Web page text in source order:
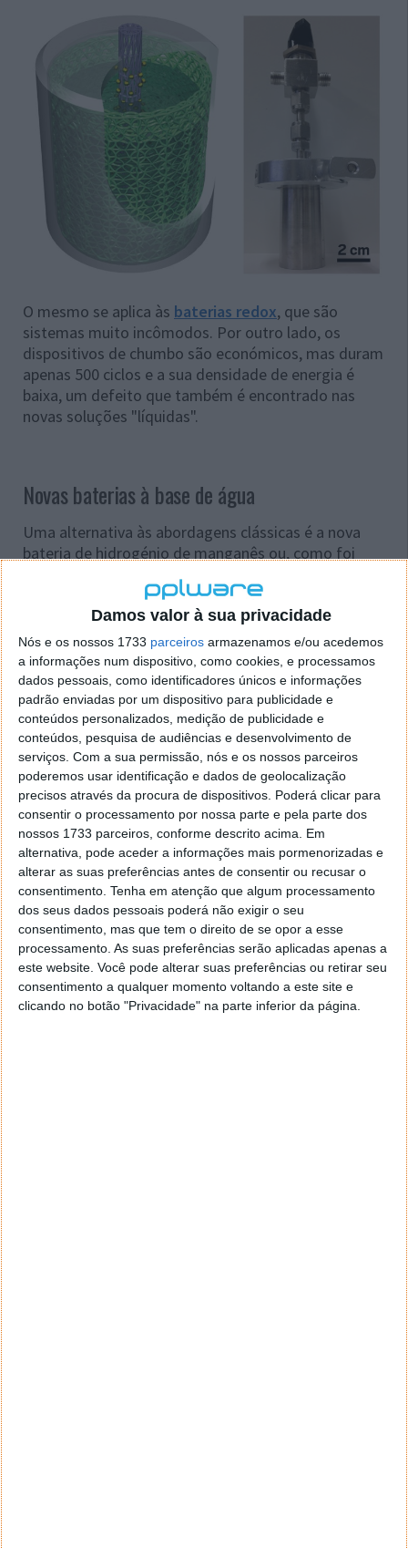
Damos valor à sua privacidade
Nós e os nossos 1733 parceiros armazenamos e/ou acedemos
a informações num dispositivo, como cookies, e processamos
dados pessoais, como identificadores únicos e informações
padrão enviadas por um dispositivo para publicidade e
conteúdos personalizados, medição de publicidade e
conteúdos, pesquisa de audiências e desenvolvimento de
serviços. Com a sua permissão, nós e os nossos parceiros
poderemos usar identificação e dados de geolocalização
precisos através da procura de dispositivos. Poderá clicar para
consentir o processamento por nossa parte e pela parte dos
nossos 1733 parceiros, conforme descrito acima. Em
alternativa, pode aceder a informações mais pormenorizadas e
alterar as suas preferências antes de consentir ou recusar o
consentimento. Tenha em atenção que algum processamento
dos seus dados pessoais poderá não exigir o seu
consentimento, mas que tem o direito de se opor a esse
processamento. As suas preferências serão aplicadas apenas a
este website. Você pode alterar suas preferências ou retirar seu
consentimento a qualquer momento voltando a este site e
clicando no botão "Privacidade" na parte inferior da página.
O mesmo se aplica às baterias redox, que são
sistemas muito incômodos. Por outro lado, os
dispositivos de chumbo são económicos, mas duram
apenas 500 ciclos e a sua densidade de energia é
baixa, um defeito que também é encontrado nas
novas soluções "líquidas".
Novas baterias à base de água
Uma alternativa às abordagens clássicas é a nova
bateria de hidrogénio de manganês ou, como foi
renomeada pelos cientistas, a bateria à base de água.
Foi criado por um grupo de químicos liderados pelo
próprio Cui.
O protótipo consiste de umcátodo de fibra de
carbonoinserido num cilindro de aço e enrolado em
torno de um pequeno ânodo de carbono carregado
com platina. O espaço entre os dois eletrodos é
preenchido com uma solução aquosa contendo
sulfato de manganês, um sal industrial barato.